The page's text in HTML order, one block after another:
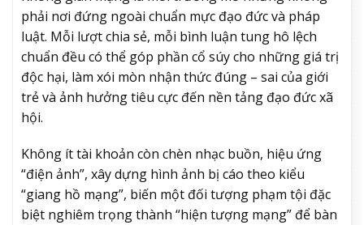
phải nơi đứng ngoài chuẩn mực đạo đức và pháp
luật. Mỗi lượt chia sẻ, mỗi bình luận tung hô lệch
chuẩn đều có thể góp phần cổ súy cho những giá trị
độc hại, làm xói mòn nhận thức đúng – sai của giới
trẻ và ảnh hưởng tiêu cực đến nền tảng đạo đức xã
hội.
Không ít tài khoản còn chèn nhạc buồn, hiệu ứng
“điện ảnh”, xây dựng hình ảnh bị cáo theo kiểu
“giang hồ mạng”, biến một đối tượng phạm tội đặc
biệt nghiêm trọng thành “hiện tượng mạng” để bàn